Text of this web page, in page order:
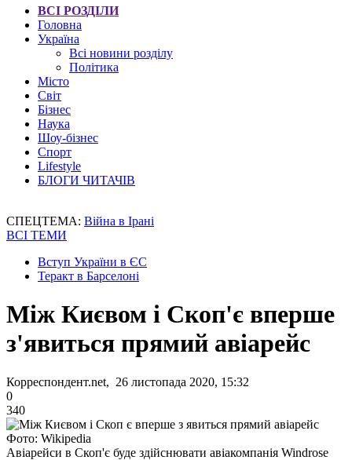
ВСІ РОЗДІЛИ
Головна
Україна
Всі новини розділу
Політика
Місто
Світ
Бізнес
Наука
Шоу-бізнес
Спорт
Lifestyle
БЛОГИ ЧИТАЧІВ
СПЕЦТЕМА: Війна в Ірані
ВСІ ТЕМИ
Вступ України в ЄС
Теракт в Барселоні
Між Києвом і Скоп'є вперше
з'явиться прямий авіарейс
Корреспондент.net, 26 листопада 2020, 15:32
0
340
Фото: Wikipedia
Авіарейси в Скоп'є буде здійснювати авіакомпанія Windrose